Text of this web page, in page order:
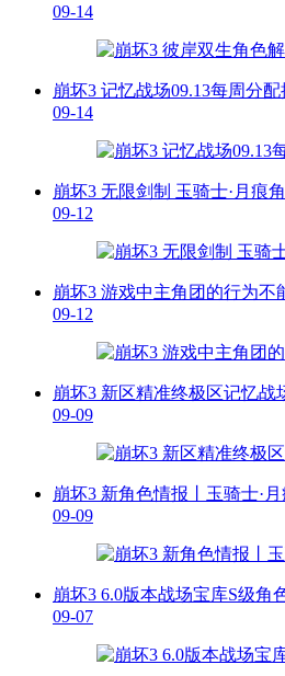
09-14
崩坏3 记忆战场09.13每周分
09-14
崩坏3 无限剑制 玉骑士·月痕
09-12
崩坏3 游戏中主角团的行为不
09-12
崩坏3 新区精准终极区记忆战
09-09
崩坏3 新角色情报丨玉骑士·
09-09
崩坏3 6.0版本战场宝库S级角
09-07